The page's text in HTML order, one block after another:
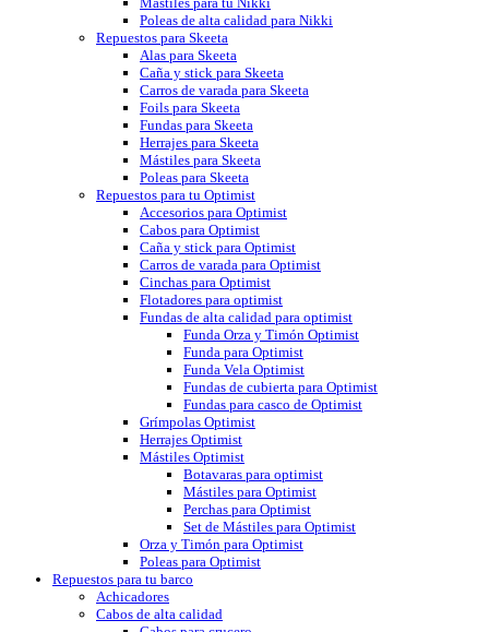
Poleas de alta calidad para Nikki
Repuestos para Skeeta
Alas para Skeeta
Caña y stick para Skeeta
Carros de varada para Skeeta
Foils para Skeeta
Fundas para Skeeta
Herrajes para Skeeta
Mástiles para Skeeta
Poleas para Skeeta
Repuestos para tu Optimist
Accesorios para Optimist
Cabos para Optimist
Caña y stick para Optimist
Carros de varada para Optimist
Cinchas para Optimist
Flotadores para optimist
Fundas de alta calidad para optimist
Funda Orza y Timón Optimist
Funda para Optimist
Funda Vela Optimist
Fundas de cubierta para Optimist
Fundas para casco de Optimist
Grímpolas Optimist
Herrajes Optimist
Mástiles Optimist
Botavaras para optimist
Mástiles para Optimist
Perchas para Optimist
Set de Mástiles para Optimist
Orza y Timón para Optimist
Poleas para Optimist
Repuestos para tu barco
Achicadores
Cabos de alta calidad